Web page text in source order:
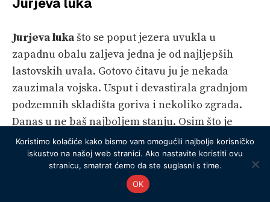
Jurjeva lukašto se poput jezera uvukla u
zapadnu obalu zaljeva jedna je od najljepših
lastovskih uvala. Gotovo čitavu ju je nekada
zauzimala vojska. Usput i devastirala gradnjom
podzemnih skladišta goriva i nekoliko zgrada.
Danas u ne baš najboljem stanju. Osim što je
lijepa,Jurjeva lukaje i posve sigurna. Zaštićena
je od svakog vjetra. Borovi se sa svih strana
spuštaju sve do mora pa je odlično sidrište.
Koristimo kolačiće kako bismo vam omogućili najbolje korisničko
iskustvo na našoj web stranici. Ako nastavite koristiti ovu
stranicu, smatrat ćemo da ste suglasni s time.
OK